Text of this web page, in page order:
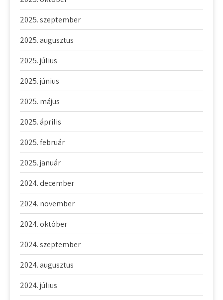
2025. szeptember
2025. augusztus
2025. július
2025. június
2025. május
2025. április
2025. február
2025. január
2024. december
2024. november
2024. október
2024. szeptember
2024. augusztus
2024. július